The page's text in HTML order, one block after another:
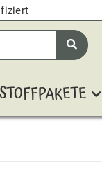
STOFFPAKETE